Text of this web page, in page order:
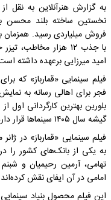
به گزارش هنرآنلاین به نقل
نخستین ساخته بلند محسن
فروش میلیاردی رسید. همزمان
با جذب ۱۲ هزار
امید میرزایی برعهده داشته
فیلم سینمایی «قمارباز» که
بلورین بهترین کارگردانی اول
گیشه سال ۱۴۰۵ سینماها قرار دارد.
فیلم سینمایی «قمارباز» در
تهامی، آرمین رحیمیان و
امامی در آن ایفای نقش
این فیلم محصول بنیاد